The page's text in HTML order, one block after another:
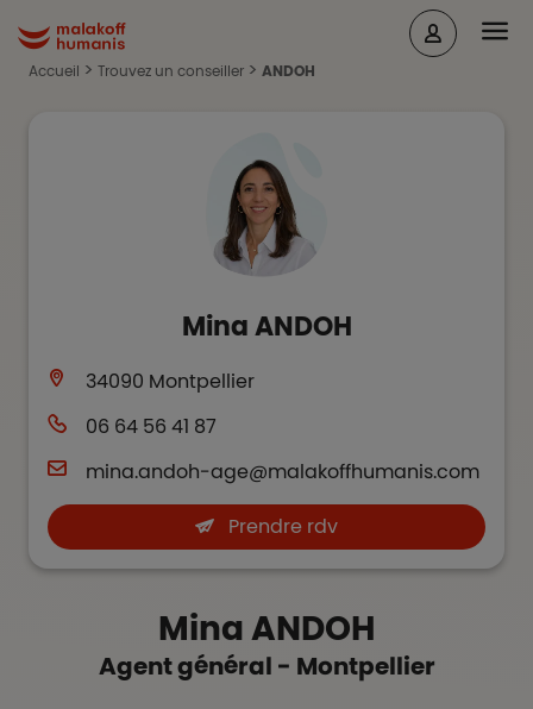
Malakoff Humanis Accueil
Accueil Trouvez un conseiller ANDOH
MinaANDOH
Agent général - Montpellier
MinaANDOH
34090 Montpellier
06 64 56 41 87
mina.andoh-age@malakoffhumanis.com
Prendre rdv